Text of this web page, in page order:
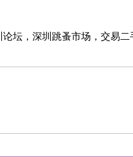
坛，深圳跳蚤市场，交易